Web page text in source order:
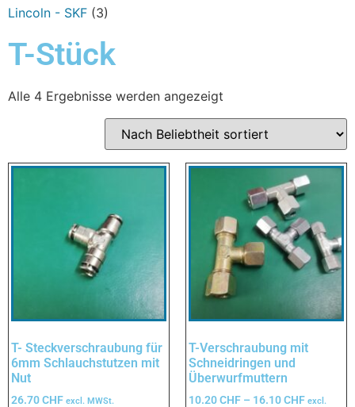
Lincoln - SKF (3)
T-Stück
Alle 4 Ergebnisse werden angezeigt
T- Steckverschraubung für
6mm Schlauchstutzen mit
Nut
26.70CHF excl. MWSt.
T-Verschraubung mit
Schneidringen und
Überwurfmuttern
10.20CHF – 16.10CHF excl.